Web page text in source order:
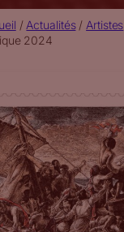
/ Actualités/ Artistes
2024